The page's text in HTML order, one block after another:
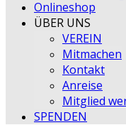
Onlineshop
ÜBER UNS
VEREIN
Mitmachen
Kontakt
Anreise
Mitglied
SPENDEN